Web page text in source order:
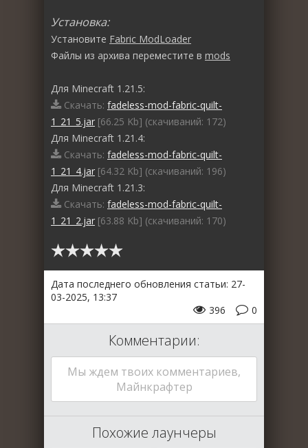
Установка:
Установите Fabric ModLoader
Файлы из архива переместите в mods
Для Minecraft 1.21.5:
Скачать: fadeless-mod-fabric-quilt-
1_21_5.jar [66.25 Kb] (cкачиваний: 172)
Для Minecraft 1.21.4:
Скачать: fadeless-mod-fabric-quilt-
1_21_4.jar [64.32 Kb] (cкачиваний: 196)
Для Minecraft 1.21.3:
Скачать: fadeless-mod-fabric-quilt-
1_21_2.jar [63.88 Kb] (cкачиваний: 170)
Дата последнего обновления статьи: 27-
03-2025, 13:37
0
396
Комментарии:
Мы ждем твоих комментариев,
Майнкрафтер
Похожие лаунчеры